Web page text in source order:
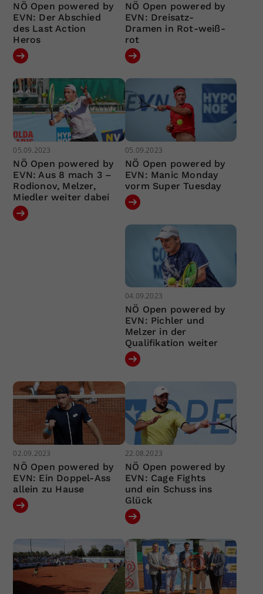
NÖ Open powered by
EVN: Der Abschied
des Last Action
Heros
NÖ Open powered by
EVN: Dreisatz-
Dramen in Rot-weiß-
rot
05.09.2023
NÖ Open powered by
EVN: Aus 8 mach 3 –
Rodionov, Melzer,
Miedler weiter dabei
05.09.2023
NÖ Open powered by
EVN: Manic Monday
vorm Super Tuesday
04.09.2023
NÖ Open powered by
EVN: Pichler und
Melzer in der
Qualifikation weiter
02.09.2023
NÖ Open powered by
EVN: Ein Doppel-Ass
allein zu Hause
22.08.2023
NÖ Open powered by
EVN: Cage Fights
und ein Schuss ins
Glück